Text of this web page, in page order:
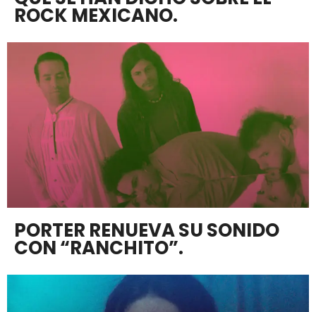
ROCK MEXICANO.
PORTER RENUEVA SU SONIDO
CON “RANCHITO”.